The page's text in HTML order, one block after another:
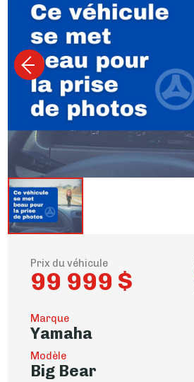
Prix du véhicule
99 999 $
Marque
Yamaha
Modèle
Big Bear